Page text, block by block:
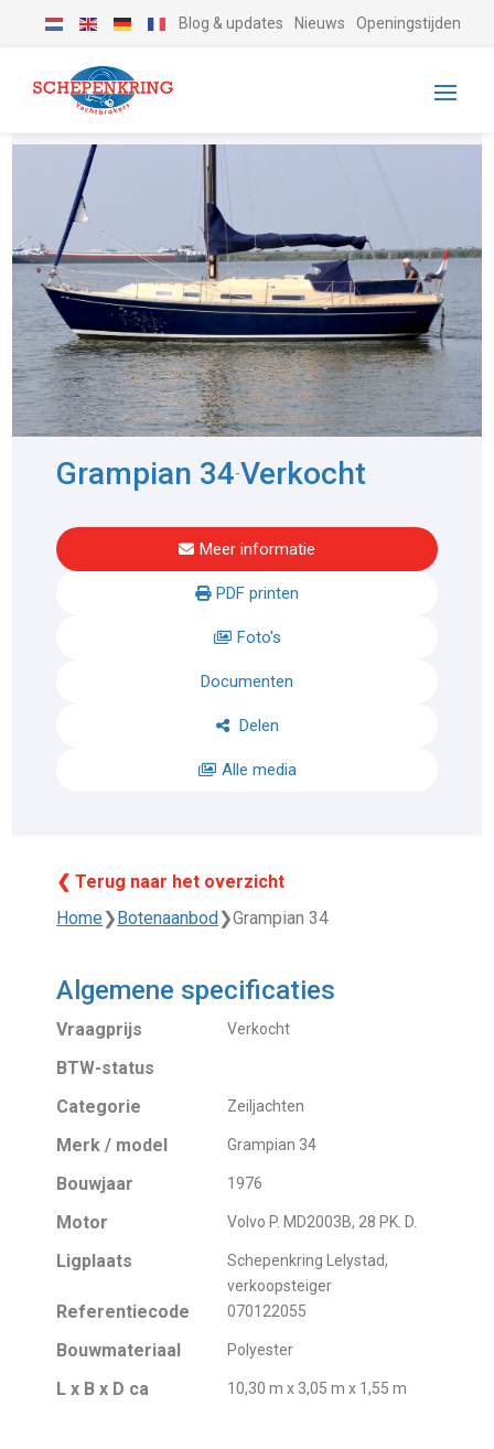
Blog & updates Nieuws Openingstijden
Grampian 34-Verkocht
Meer informatie
PDF printen
Foto's
Documenten
Delen
Alle media
❮ Terug naar het overzicht
Home❯Botenaanbod❯Grampian 34
Algemene specificaties
Vraagprijs Verkocht
BTW-status
Categorie
Zeiljachten
Merk / model Grampian 34
Bouwjaar 1976
Motor Volvo P. MD2003B, 28 PK. D.
Ligplaats
Schepenkring Lelystad,
verkoopsteiger
Referentiecode 070122055
Bouwmateriaal Polyester
L x B x D ca 10,30 m x 3,05 m x 1,55 m